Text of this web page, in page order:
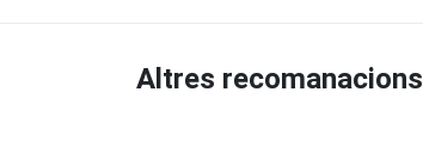
Altres recomanacions